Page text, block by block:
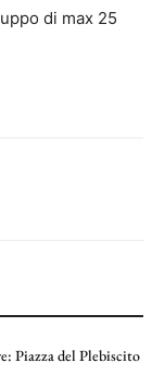
di max 25
Piazza del Plebiscito